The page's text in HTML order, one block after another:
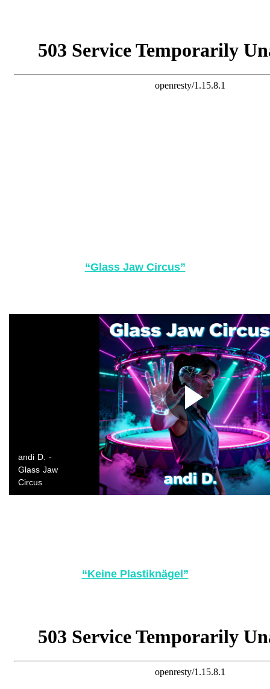
“Glass Jaw Circus”
“Keine Plastiknägel”